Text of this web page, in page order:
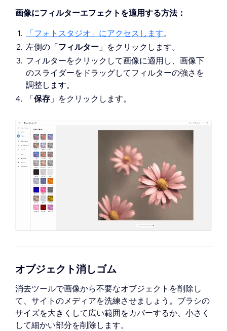
画像にフィルターエフェクトを適用する方法：
「フォトスタジオ」にアクセスします。
左側の「フィルター 」をクリックします。
フィルターをクリックして画像に適用し、画像下
のスライダーをドラッグしてフィルターの強さを
調整します。
「保存 」をクリックします。
オブジェクト消しゴム
消去ツールで画像から不要なオブジェクトを削除し
て、サイトのメディアを洗練させましょう。ブラシの
サイズを大きくして広い範囲をカバーするか、小さく
して細かい部分を削除します。